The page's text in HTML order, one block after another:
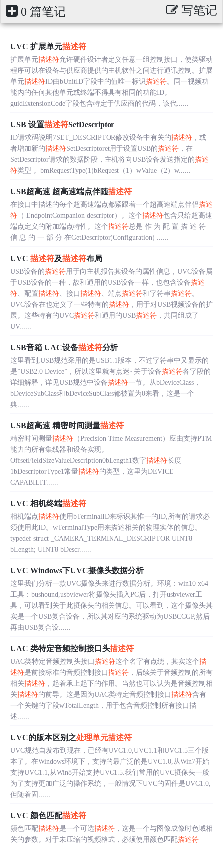
0 篇笔记 写笔记
UVC 扩展单元描述符
扩展单元描述符允许硬件设计者定义任意一组控制接口，使类驱动
程序可以在设备与供应商提供的主机软件之间进行通讯控制。扩展
单元描述符ID由bUnitID字段中的值唯一标识描述符。同一视频功
能内的任何其他单元或终端不得具有相同的功能ID。
guidExtensionCode字段包含特定于供应商的代码，该代......
USB 设置描述符SetDescriptor
ID请求码说明7SET_DESCRIPTOR修改设备中有关的描述符 ，或
者增加新的描述符SetDescriptoret用于设置USB的描述符 ，在
SetDescriptor请求的数据阶段，主机将向USB设备发送指定的描述
符类型 。bmRequestType(1)bRequest（1）wValue（2）w......
USB超高速 超高速端点伴随描述符
在接口中描述的每个超高速端点都紧跟着一个超高速端点伴侣描述
符 （ EndpointCompanion descriptor）。这个描述符包含只给超高速
端点定义的附加端点特性。这个描述符总是 作 为 配 置 描 述 符
信 息 的 一 部 分 在GetDescriptor(Configuration) ......
UVC 描述符及描述符布局
USB设备的描述符用于向主机报告其设备的属性信息，UVC设备属
于USB设备的一种，故和通用的USB设备一样，也包含设备描述
符、配置描述符、接口 描述符、端点描述符和字符串描述符。
UVC设备在也定义了一些特有的描述符 ，用于对USB视频设备的扩
展。这些特有的UVC描述符和通用的USB描述符 ，共同组成了
UV......
USB音箱 UAC设备描述符分析
这里看到,USB规范采用的是USB1.1版本，不过字符串中又显示的
是”USB2.0 Device”，所以这里就有点迷~关于设备描述符各字段的
详细解释，详见USB规范中设备描述符一节。从bDeviceClass，
bDeviceSubClass和bDeviceSubClass都被置为0来看，这是一个
典......
USB超高速 精密时间测量描述符
精密时间测量描述符 （Precision Time Measurement）应由支持PTM
能力的所有集线器和设备实现。
OffsetFieldSizeValueDescription0bLength1数字描述符长度
1bDescriptorType1常量描述符的类型，这里为DEVICE
CAPABILIT......
UVC 相机终端描述符
相机端点描述符使用bTerminalID来标识其惟一的ID,所有的请求必
须使用此ID。wTerminalType用来描述相关的物理实体的信息。
typedef struct _CAMERA_TERMINAL_DESCRIPTOR UINT8
bLength; UINT8 bDescr......
UVC Windows下UVC摄像头数据分析
这里我们分析一款UVC摄像头来进行数据分析。环境：win10 x64
工具：bushound,usbviewer将摄像头插入PC后，打开usbviewer工
具，可以看到关于此摄像头的相关信息。可以看到，这个摄像头其
实是一个USB复合设备，所以其对应的系统驱动为USBCCGP,然后
再由USB复合设......
UAC 类特定音频控制接口头描述符
UAC类特定音频控制头接口 描述符这个名字有点绕，其实这个描
述符是前接标准的音频控制接口 描述符 ，后续关于音频控制的所有
相关描述符 ，起着承上起下的作用。当然也可以认为是音频控制相
关描述符的前导。这是因为UAC类特定音频控制接口 描述符含有
一个关键的字段wTotalLength，用于包含音频控制所有接口描
述......
UVC的版本区别之处理单元描述符
UVC规范自发布到现在，已经有UVC1.0,UVC1.1和UVC1.5三个版
本了。在Windows环境下，支持的最广泛的是UVC1.0,从Win7开始
支持UVC1.1,从Win8开始支持UVC1.5.我们常用的UVC摄像头一般
为了支持更加广泛的操作系统，一般情况下UVC的固件是UVC1.0,
但随着固......
UVC 颜色匹配描述符
颜色匹配描述符是一个可选描述符 ，这是一个与图像成像时色域相
关的参数。对于未压缩的视频格式，必须使用颜色匹配描述符